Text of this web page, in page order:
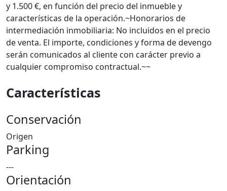
y 1.500 €, en función del precio del inmueble y
características de la operación.~Honorarios de
intermediación inmobiliaria: No incluidos en el precio
de venta. El importe, condiciones y forma de devengo
serán comunicados al cliente con carácter previo a
cualquier compromiso contractual.~~
Características
Conservación
Origen
Parking
---
Orientación